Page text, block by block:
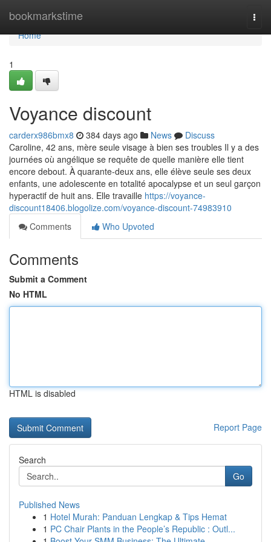
bookmarkstime
Home
Home
1
Voyance discount
carderx986bmx8 384 days ago News
Discuss
Caroline, 42 ans, mère seule visage à bien ses troubles Il y a des
journées où angélique se requête de quelle manière elle tient
encore debout. À quarante-deux ans, elle élève seule ses deux
enfants, une adolescente en totalité apocalypse et un seul garçon
hyperactif de huit ans. Elle travaille https://voyance-
discount18406.blogolize.com/voyance-discount-74983910
Comments
Who Upvoted
Comments
Submit a Comment
No HTML
HTML is disabled
Report Page
Search
Go
Published News
1 Hotel Murah: Panduan Lengkap & Tips Hemat
1 PC Chair Plants in the People’s Republic : Outl...